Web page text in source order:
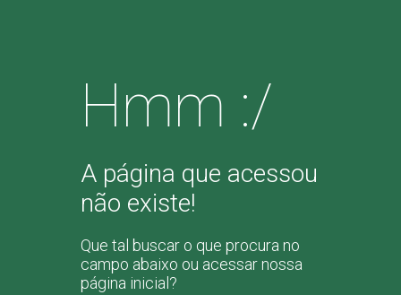
Hmm :/
A página que acessou
não existe!
Que tal buscar o que procura no
campo abaixo ou acessar nossa
página inicial?